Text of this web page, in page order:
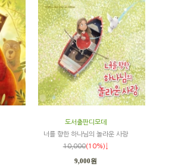
도서출판디모데
너를 향한 하나님의 놀라운 사랑
10,000(10%)↓
9,000원